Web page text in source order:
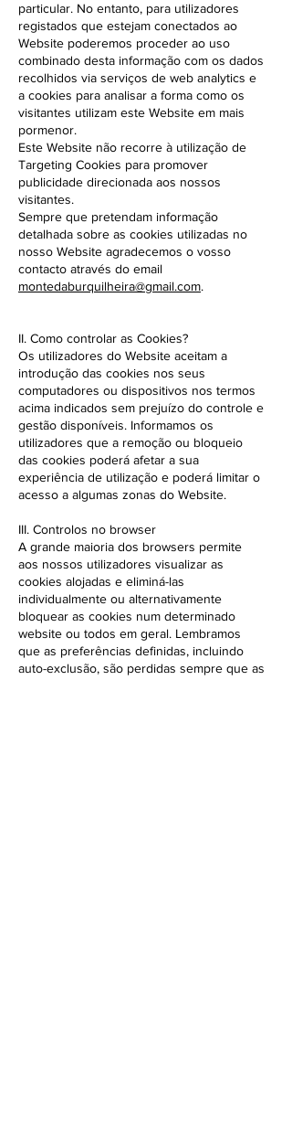
particular. No entanto, para utilizadores
registados que estejam conectados ao
Website poderemos proceder ao uso
combinado desta informação com os dados
recolhidos via serviços de web analytics e
a cookies para analisar a forma como os
visitantes utilizam este Website em mais
pormenor.
Este Website não recorre à utilização de
Targeting Cookies para promover
publicidade direcionada aos nossos
visitantes.
Sempre que pretendam informação
detalhada sobre as cookies utilizadas no
nosso Website agradecemos o vosso
contacto através do email
montedaburquilheira@gmail.com.
II. Como controlar as Cookies?
Os utilizadores do Website aceitam a
introdução das cookies nos seus
computadores ou dispositivos nos termos
acima indicados sem prejuízo do controle e
gestão disponíveis. Informamos os
utilizadores que a remoção ou bloqueio
das cookies poderá afetar a sua
experiência de utilização e poderá limitar o
acesso a algumas zonas do Website.
III. Controlos no browser
A grande maioria dos browsers permite
aos nossos utilizadores visualizar as
cookies alojadas e eliminá-las
individualmente ou alternativamente
bloquear as cookies num determinado
website ou todos em geral. Lembramos
que as preferências definidas, incluindo
auto-exclusão, são perdidas sempre que as